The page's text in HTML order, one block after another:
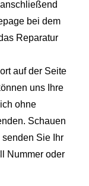
bei dem
Reparatur
auf der Seite
uns Ihre
ohne
Schauen
Sie Ihr
Nummer oder